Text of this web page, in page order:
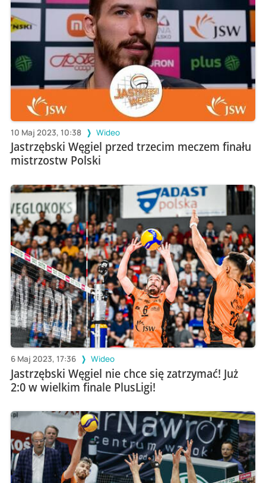
10 Maj 2023, 10:38 Wideo
Jastrzębski Węgiel przed trzecim meczem finału
mistrzostw Polski
6 Maj 2023, 17:36 Wideo
Jastrzębski Węgiel nie chce się zatrzymać! Już
2:0 w wielkim finale PlusLigi!